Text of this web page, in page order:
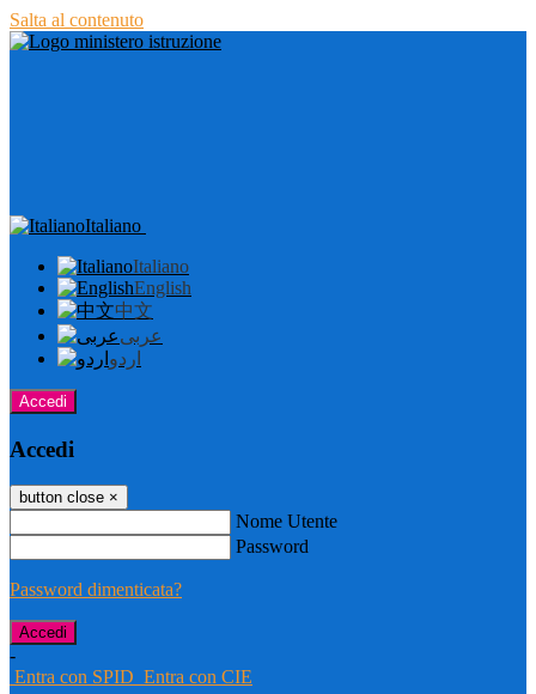
Salta al contenuto
Italiano
Italiano
English
中文
عربى
اردو
Accedi
Accedi
button close ×
Nome Utente
Password
Password dimenticata?
-
Entra con SPID Entra con CIE